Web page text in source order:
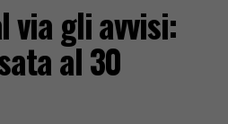
via gli avvisi:
al 30